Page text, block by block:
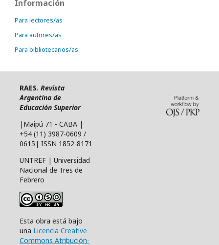
Información
Para lectores/as
Para autores/as
Para bibliotecarios/as
RAES. Revista
Argentina de
Educación Superior
|Maipú 71 - CABA |
+54 (11) 3987-0609 /
0615| ISSN 1852-8171
UNTREF | Universidad
Nacional de Tres de
Febrero
Esta obra está bajo
una Licencia Creative
Commons Atribución-